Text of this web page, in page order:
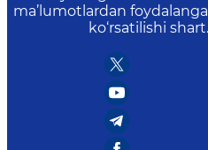
ma’lumotlardan
ko‘rsatilishi shart.